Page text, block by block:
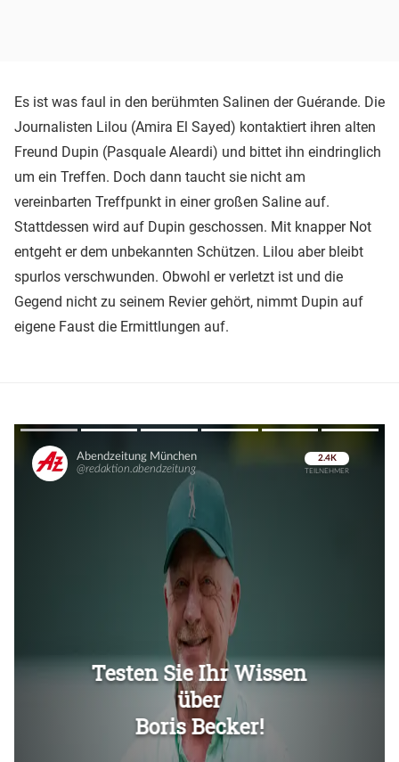
Es ist was faul in den berühmten Salinen der Guérande. Die
Journalisten Lilou (Amira El Sayed) kontaktiert ihren alten
Freund Dupin (Pasquale Aleardi) und bittet ihn eindringlich
um ein Treffen. Doch dann taucht sie nicht am
vereinbarten Treffpunkt in einer großen Saline auf.
Stattdessen wird auf Dupin geschossen. Mit knapper Not
entgeht er dem unbekannten Schützen. Lilou aber bleibt
spurlos verschwunden. Obwohl er verletzt ist und die
Gegend nicht zu seinem Revier gehört, nimmt Dupin auf
eigene Faust die Ermittlungen auf.
Überspringen